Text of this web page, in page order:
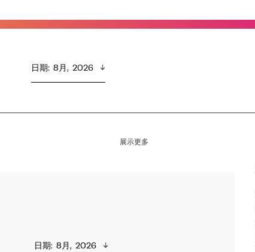
日期: 8月,  2026
展示更多
日期: 8月,  2026